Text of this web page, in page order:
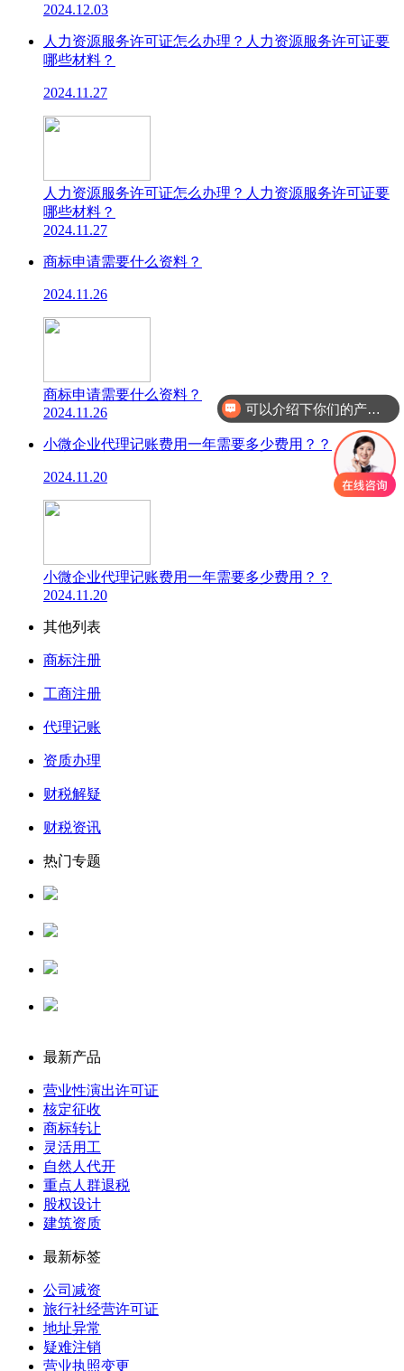
2024.12.03
人力资源服务许可证怎么办理？人力资源服务许可证要
哪些材料？
2024.11.27
人力资源服务许可证怎么办理？人力资源服务许可证要
哪些材料？
2024.11.27
商标申请需要什么资料？
2024.11.26
商标申请需要什么资料？
2024.11.26
小微企业代理记账费用一年需要多少费用？？
2024.11.20
小微企业代理记账费用一年需要多少费用？？
2024.11.20
其他列表
商标注册
工商注册
代理记账
资质办理
财税解疑
财税资讯
热门专题
最新产品
营业性演出许可证
核定征收
商标转让
灵活用工
自然人代开
重点人群退税
股权设计
建筑资质
最新标签
公司减资
旅行社经营许可证
地址异常
疑难注销
营业执照变更
你们是怎么收费的呢